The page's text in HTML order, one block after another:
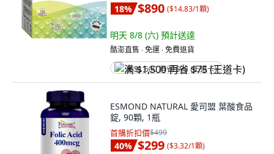
18% $890 ($14.83/1顆)
明天 8/8 (六) 預計送達
酷澎直售 ∙ 免運 ∙ 免費退貨
满 $1,500 再省 $75 (王道卡)
ESMOND NATURAL 愛司盟 葉酸食品
錠, 90顆, 1瓶
首購折扣價$499
40% $299 ($3.32/1顆)